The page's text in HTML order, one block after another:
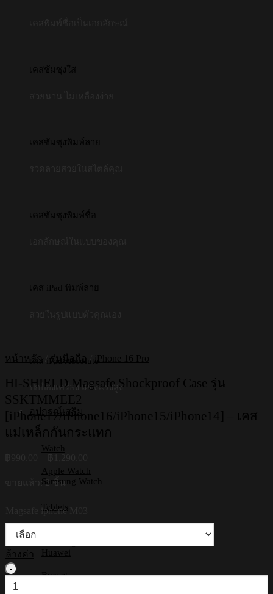
เคสซัมซุงใส
เคสซัมซุงพิมพ์ลาย
เคสซัมซุงพิมพ์ชื่อ
เคส iPad พิมพ์ลาย
เคส iPad Absolute
ปกป้องเครื่อง แข็งแรงสูง
อุปกรณ์เสริม
Watch
Apple Watch
Samsung Watch
Tablets
Huawei
Boxset
หน้าหลัก / รุ่นมือถือ / iPhone 16 Pro
HI-SHIELD Magsafe Shockproof Case รุ่น
SSKTMMEE2
[iPhone17/iPhone16/iPhone15/iPhone14] – เคส
แม่เหล็กกันกระแทก
฿990.00
ขายแล้ว: 2 ชิ้น
Magsafe iphone M03
ล้างค่า